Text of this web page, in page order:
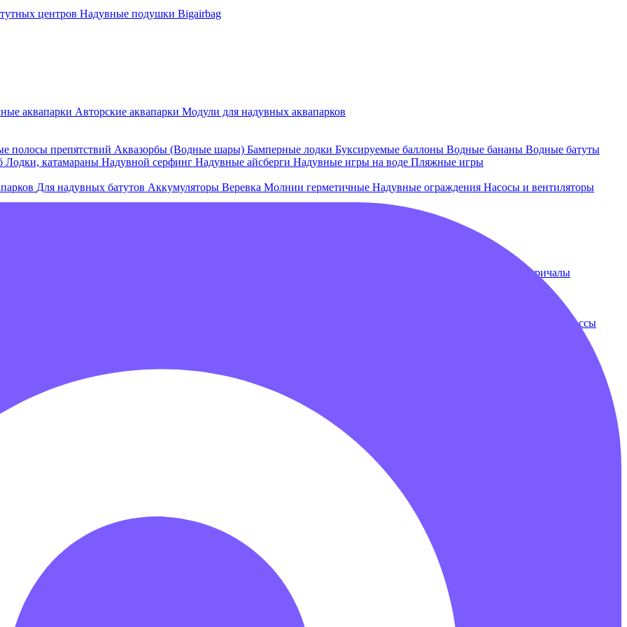
центров Надувные подушки Bigairbag
аквапарки Авторские аквапарки Модули для надувных аквапарков
полосы препятствий Аквазорбы (Водные шары) Бамперные лодки Буксируемые баллоны Водные бананы Водные батуты
Лодки, катамараны Надувной серфинг Надувные айсберги Надувные игры на воде Пляжные игры
Для надувных батутов Аккумуляторы Веревка Молнии герметичные Надувные ограждения Насосы и вентиляторы
Понтоны и причалы
Надувные трассы